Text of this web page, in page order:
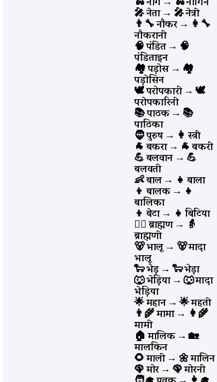
🎤 नेता→ 🎤 नेत्री
👨‍🔧 नौकर→ 👩‍🔧
नौकरानी
🧠 पंडित→ 🧠
पंडिताइन
🏘️ पड़ोस → 🏘️
पड़ोसिन
🕊️ परोपकारी→ 🕊️
परोपकारिनी
📚 पाठक → 📚
पाठिका
🧔 पुरुष → 👩 स्त्री
🐐 बकरा→ 🐐 बकरी
💪 बलवान → 💪
बलवती
👶 बाल→ 👧 बाला
👦 बालक → 👧
बालिका
👦 बेटा→ 👧 बिटिया
🧔‍♂️ ब्राह्मण→ 👵
ब्राह्मणी
🐻 भालू→ 🐻 मादा
भालू
🐑 भेड़ → 🐑 भेड़ा
🐺 भेड़िया→ 🐺 मादा
भेड़िया
🌟 महान → 🌟 महती
👨‍🌾 मामा→ 👩‍🌾
मामी
🏠 मालिक → 🏡
मालकिन
🌻 माली→ 🌼 मालिन
🦚 मोर→ 🦚 मोरनी